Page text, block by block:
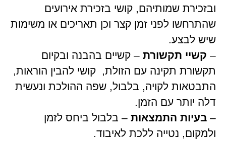
ובזכירת שמותיהם, קושי בזכירת אירועים
שהתרחשו לפני זמן קצר וכן תאריכים או משימות
שיש לבצע.
– קשיי תקשורת – קשיים בהבנה ובקיום
תקשורת תקינה עם הזולת, קושי להבין הוראות,
התבטאות לקויה, בלבול, שפה ההולכת ונעשית
דלה יותר עם הזמן.
– בעיות התמצאות – בלבול ביחס לזמן
ולמקום, נטייה ללכת לאיבוד.